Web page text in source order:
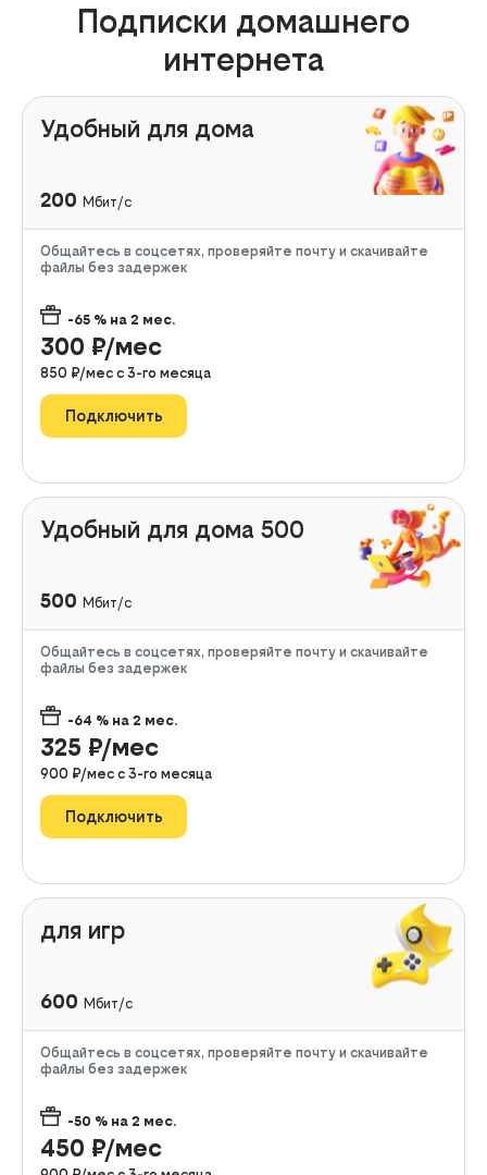
Подписки домашнего
интернета
Удобный для дома
200 Мбит/с
Общайтесь в соцсетях, проверяйте почту и скачивайте
файлы без задержек
-65 % на 2 мес.
300 ₽/мес
850 ₽/мес с 3-го месяца
Подключить
Удобный для дома 500
500 Мбит/с
Общайтесь в соцсетях, проверяйте почту и скачивайте
файлы без задержек
-64 % на 2 мес.
325 ₽/мес
900 ₽/мес с 3-го месяца
Подключить
для игр
600 Мбит/с
Общайтесь в соцсетях, проверяйте почту и скачивайте
файлы без задержек
-50 % на 2 мес.
450 ₽/мес